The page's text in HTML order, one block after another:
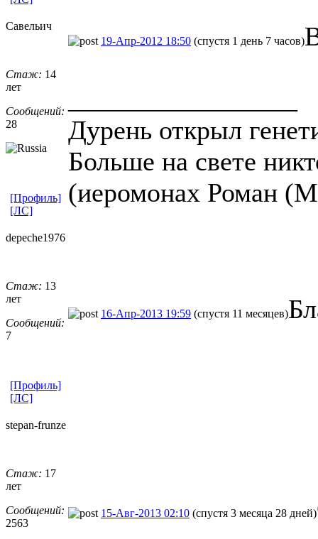
Савельич
Стаж: 14
лет
Сообщений:
28
19-Апр-2012 18:50 (спустя 1 день 7 часов)
Дурень открыл
Больше на свете
(иеромонах Роман
[Профиль]
[ЛС]
depeche1976
Стаж: 13
лет
Сообщений:
7
16-Апр-2013 19:59 (спустя 11 месяцев)
[Профиль]
[ЛС]
stepan-frunz​e
Стаж: 17
лет
Сообщений:
2563
15-Авг-2013 02:10 (спустя 3 месяца 28 дней)